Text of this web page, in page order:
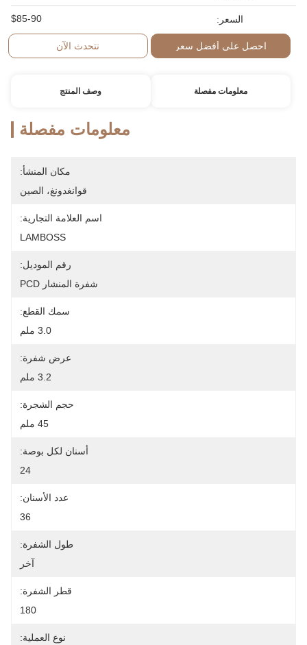
السعر: $85-90
احصل على أفضل سعر نتحدث الآن
معلومات مفصلة وصف المنتج
معلومات مفصلة
مكان المنشأ:
قوانغدونغ، الصين
اسم العلامة التجارية:
LAMBOSS
رقم الموديل:
شفرة المنشار PCD
سمك القطع:
3.0 ملم
عرض شفرة:
3.2 ملم
حجم الشجرة:
45 ملم
أسنان لكل بوصة:
24
عدد الأسنان:
36
طول الشفرة:
آخر
قطر الشفرة:
180
نوع العملية: